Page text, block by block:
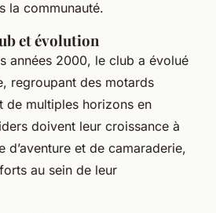
la communauté.
et évolution
années 2000, le club a évolué
regroupant des motards
de multiples horizons en
doivent leur croissance à
d’aventure et de camaraderie,
au sein de leur